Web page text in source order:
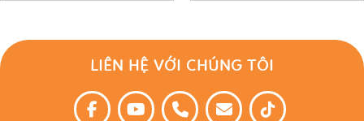
LIÊN HỆ VỚI CHÚNG TÔI